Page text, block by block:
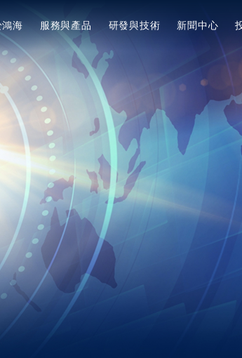
海
集團簡介
願景宗旨與核心價值
創辦人
董事長
集團大事紀
營運據點
全球版圖
服務與產品
服務與產品
3+3+3=∞
焦點動態
產業與技術佈局
研發與技術
專利與獎項
專利與獎項概述
專利扶植新創計劃
鴻海研究院
鴻海研究院概述
資料下載
MIH EV 研發院
MIH 開放電動車聯盟介紹
新聞中心
新聞集錦
最新消息
電動車EV
3+3+3佈局
活動新知
產業脈動
公司活動
CSR
經營方針
提升企業價值計畫
投資人關係活動
活動行事曆
法說會與路演
影音列表
公司治理
企業永續概述
ESG願景與策略目標
響應國際倡議
董事長的話與永續委員會
焦點面向
永續治理
員工照護
健康安全
简体中文
Tiếng Việt 墨西哥